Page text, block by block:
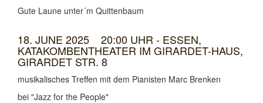
Gute Laune unter´m Quittenbaum
18. JUNE 2025 20:00 UHR - ESSEN,
KATAKOMBENTHEATER IM GIRARDET-HAUS,
GIRARDET STR. 8
musikalisches Treffen mit dem Pianisten Marc Brenken
bei "Jazz for the People"